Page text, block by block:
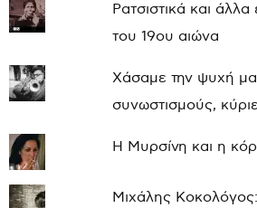
Ρατσιστικά και
του 19ου αιώνα
Χάσαμε την ψυχή
συνωστισμούς,
Η Μυρσίνη και η
Μιχάλης